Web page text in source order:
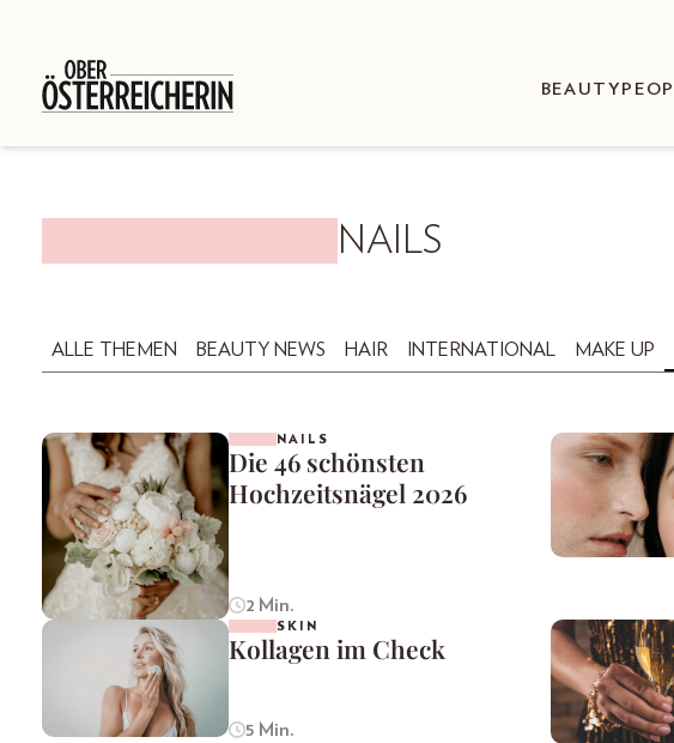
BEAUTY
NAILS
ALLE THEMEN BEAUTY NEWS HAIR INTERNATIONAL MAKE UP
NAILS
Die 46 schönsten
Hochzeitsnägel 2026
2 Min.
SKIN
Kollagen im Check
5 Min.